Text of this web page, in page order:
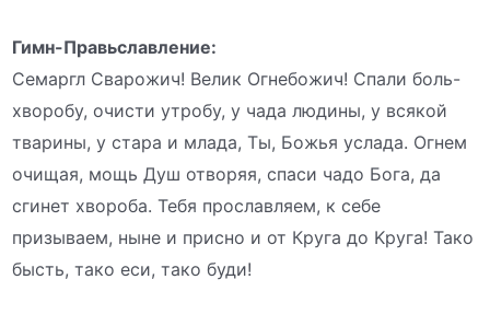
Гимн-Правьславление:
Семаргл Сварожич! Велик Огнебожич! Спали боль-
хворобу, очисти утробу, у чада людины, у всякой
тварины, у стара и млада, Ты, Божья услада. Огнем
очищая, мощь Душ отворяя, спаси чадо Бога, да
сгинет хвороба. Тебя прославляем, к себе
призываем, ныне и присно и от Круга до Kруга! Тако
бысть, тако еси, тако буди!